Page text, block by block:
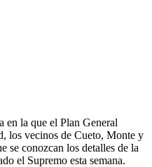
en la que el Plan General
los vecinos de Cueto, Monte y
se conozcan los detalles de la
el Supremo esta semana.